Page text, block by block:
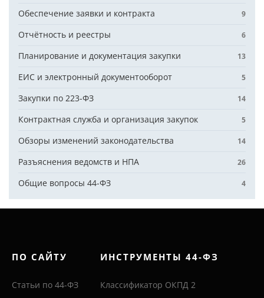
Обеспечение заявки и контракта 9
Отчётность и реестры 6
Планирование и документация закупки 13
ЕИС и электронный документооборот 5
Закупки по 223-ФЗ 14
Контрактная служба и организация закупок 5
Обзоры изменений законодательства 14
Разъяснения ведомств и НПА 26
Общие вопросы 44-ФЗ 4
ПО САЙТУ
Статьи по 44-ФЗ
ИНСТРУМЕНТЫ 44-ФЗ
Классификатор ОКПД 2